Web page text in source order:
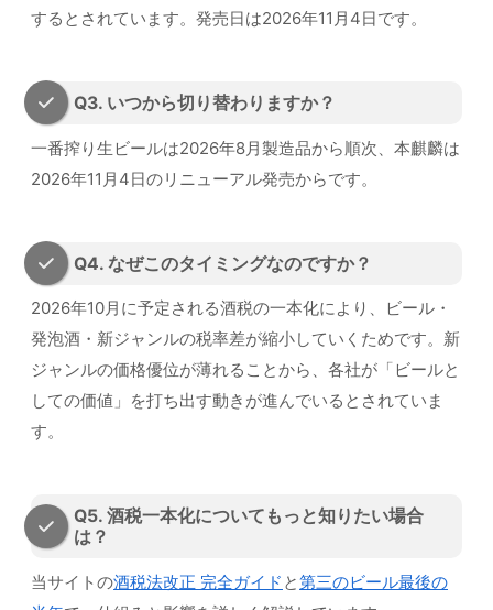
するとされています。発売日は2026年11月4日です。
Q3. いつから切り替わりますか？
一番搾り生ビールは2026年8月製造品から順次、本麒麟は
2026年11月4日のリニューアル発売からです。
Q4. なぜこのタイミングなのですか？
2026年10月に予定される酒税の一本化により、ビール・
発泡酒・新ジャンルの税率差が縮小していくためです。新
ジャンルの価格優位が薄れることから、各社が「ビールと
しての価値」を打ち出す動きが進んでいるとされていま
す。
Q5. 酒税一本化についてもっと知りたい場合
は？
当サイトの酒税法改正 完全ガイド と第三のビール最後の